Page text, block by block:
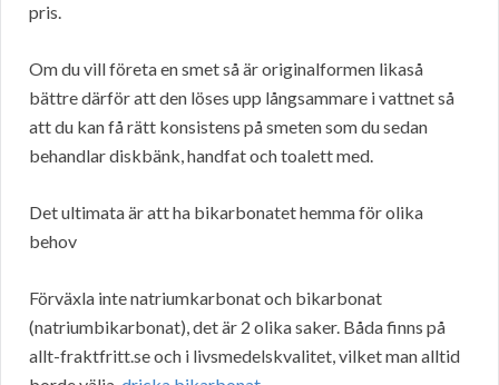
pris.
Om du vill företa en smet så är originalformen likaså
bättre därför att den löses upp långsammare i vattnet så
att du kan få rätt konsistens på smeten som du sedan
behandlar diskbänk, handfat och toalett med.
Det ultimata är att ha bikarbonatet hemma för olika
behov
Förväxla inte natriumkarbonat och bikarbonat
(natriumbikarbonat), det är 2 olika saker. Båda finns på
allt-fraktfritt.se och i livsmedelskvalitet, vilket man alltid